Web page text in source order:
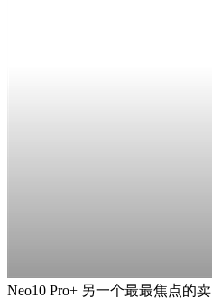
Neo10 Pro+ 另一个最最焦点的